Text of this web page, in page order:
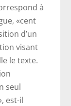
à
«cent
d’un
visant
le texte.
seul
est-il